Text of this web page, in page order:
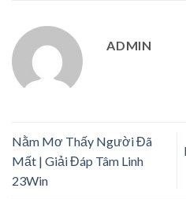
ADMIN
Nằm Mơ Thấy Người Đã
Mất | Giải Đáp Tâm Linh
23Win